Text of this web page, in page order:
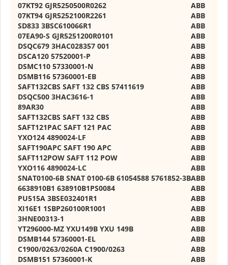
07KT92 GJR5250500R0262
ABB
07KT94 GJR5252100R2261
ABB
SD833 3BSC610066R1
ABB
07EA90-S GJR5251200R0101
ABB
DSQC679 3HAC028357 001
ABB
DSCA120 57520001-P
ABB
DSMC110 57330001-N
ABB
DSMB116 57360001-EB
ABB
SAFT132CBS SAFT 132 CBS 57411619
ABB
DSQC500 3HAC3616-1
ABB
89AR30
ABB
SAFT132CBS SAFT 132 CBS
ABB
SAFT121PAC SAFT 121 PAC
ABB
YXO124 4890024-LF
ABB
SAFT190APC SAFT 190 APC
ABB
SAFT112POW SAFT 112 POW
ABB
YXO116 4890024-LC
ABB
SNAT0100-6B SNAT 0100-6B 61054588 5761852-3BABB
6638910B1 638910B1PS0084
ABB
PU515A 3BSE032401R1
ABB
XI16E1 1SBP260100R1001
ABB
3HNE00313-1
ABB
YT296000-MZ YXU149B YXU 149B
ABB
DSMB144 57360001-EL
ABB
C1900/0263/0260A C1900/0263
ABB
DSMB151 57360001-K
ABB